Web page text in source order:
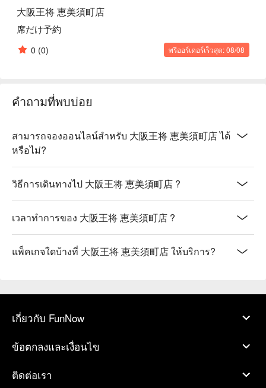
meals during a busy day. Reserve via FunNow to save time
and enjoy casual Japanese-Chinese dining with ease.
大阪王将 恵美須町店
席だけ予約
0 (0) พรีออร์เดอร์เร็วสุด: 08/08
คำถามที่พบบ่อย
สามารถจองออนไลน์สำหรับ 大阪王将 恵美須町店 ได้
หรือไม่?
วิธีการเดินทางไป 大阪王将 恵美須町店 ?
เวลาทำการของ 大阪王将 恵美須町店 ?
แพ็คเกจใดบ้างที่ 大阪王将 恵美須町店 ให้บริการ?
เกี่ยวกับ FunNow
ข้อตกลงและเงื่อนไข
ติดต่อเรา